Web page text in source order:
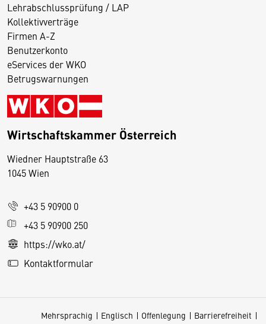
Lehrabschlussprüfung / LAP
Kollektivverträge
Firmen A-Z
Benutzerkonto
eServices der WKO
Betrugswarnungen
Wirtschaftskammer Österreich
Wiedner Hauptstraße 63
1045 Wien
+43 5 90900 0
+43 5 90900 250
https://wko.at/
Kontaktformular
Mehrsprachig Englisch Offenlegung
Barrierefreiheit
D
s
e
S
e